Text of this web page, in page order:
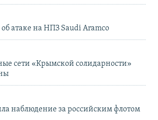
атаке на НПЗ Saudi Aramco
сети «Крымской солидарности»
наблюдение за российским флотом